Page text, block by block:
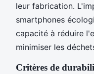
leur fabrication.
smartphones
capacité à réduire
minimiser les
Critères de